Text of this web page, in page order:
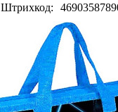
Штрихкод: